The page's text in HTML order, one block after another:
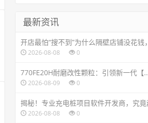
最新资讯
开店最怕“搜不到”为什么隔壁店铺没花钱
2026-08-08 0
770FE20H耐磨改性颗粒：引领新一代【
2026-08-09 0
揭秘！专业充电桩项目软件开发商，究竟
2026-08-08 0